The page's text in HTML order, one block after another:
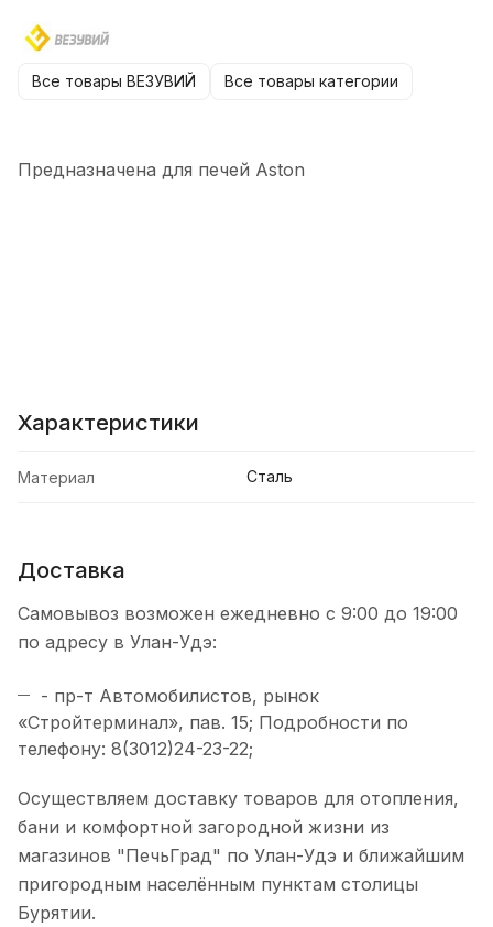
Все товары ВЕЗУВИЙ Все товары категории
Предназначена для печей Aston
Характеристики
Материал Сталь
Доставка
Самовывоз возможен ежедневно с 9:00 до 19:00
по адресу в Улан-Удэ:
- пр-т Автомобилистов, рынок
«Стройтерминал», пав. 15; Подробности по
телефону: 8(3012)24-23-22;
Осуществляем доставку товаров для отопления,
бани и комфортной загородной жизни из
магазинов "ПечьГрад" по Улан-Удэ и ближайшим
пригородным населённым пунктам столицы
Бурятии.